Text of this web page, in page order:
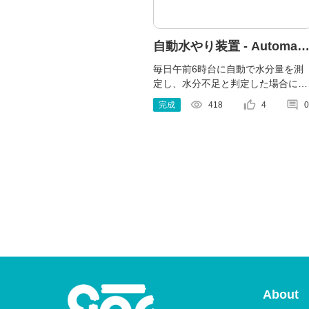
自動水やり装置 - Automatic
water supply device -
毎日午前6時台に自動で水分量を測
定し、水分不足と判定した場合には
お花に水をやることができる装置で
す。
完成 visibility 418 thumb_up_alt 4 comment 0
About